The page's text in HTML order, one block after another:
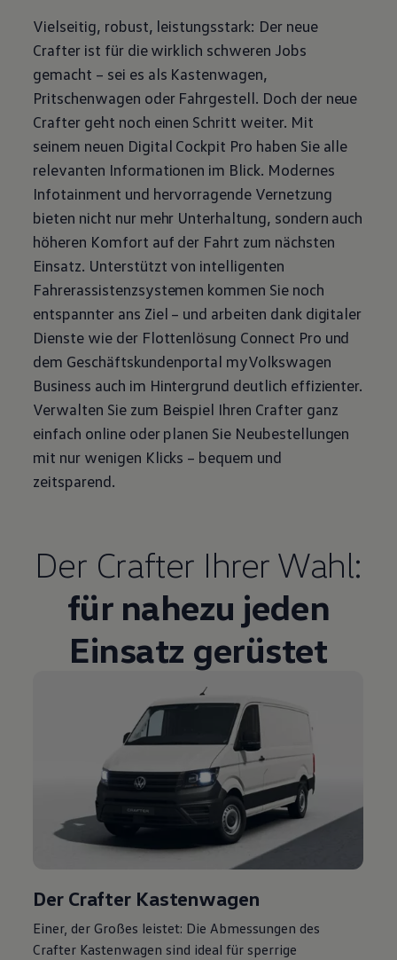
Vielseitig, robust, leistungsstark: Der neue
Crafter ist für die wirklich schweren Jobs
gemacht – sei es als Kastenwagen,
Pritschenwagen oder Fahrgestell. Doch der neue
Crafter geht noch einen Schritt weiter. Mit
seinem neuen Digital Cockpit Pro haben Sie alle
relevanten Informationen im Blick. Modernes
Infotainment und hervorragende Vernetzung
bieten nicht nur mehr Unterhaltung, sondern auch
höheren Komfort auf der Fahrt zum nächsten
Einsatz. Unterstützt von intelligenten
Fahrerassistenzsystemen kommen Sie noch
entspannter ans Ziel – und arbeiten dank digitaler
Dienste wie der Flottenlösung Connect Pro und
dem Geschäftskundenportal myVolkswagen
Business auch im Hintergrund deutlich effizienter.
Verwalten Sie zum Beispiel Ihren Crafterganz
einfach online oder planen Sie Neubestellungen
mit nur wenigen Klicks – bequem und
zeitsparend.
Der CrafterIhrer Wahl:
für nahezu jeden
Einsatz gerüstet
Der Crafter Kastenwagen
Einer, der Großes leistet: Die Abmessungen des
Crafter Kastenwagen sind ideal für sperrige